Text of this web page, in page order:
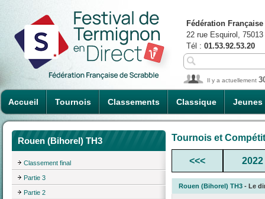
Accueil Tournois Classements Classique Jeunes
Fédération
22 rue Esquirol,
Tél : 01.53.92.53.20
Il y a actuellement
Rouen (Bihorel) TH3
Classement final
Partie 3
Partie 2
Tournois et
<<< 2022
Rouen (Bihorel) TH3 - Le